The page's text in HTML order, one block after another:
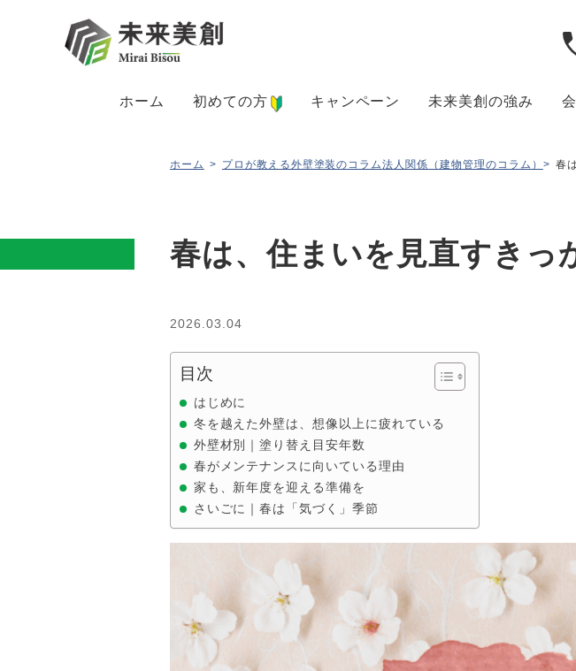
ホーム 初めての方 キャンペーン 未来美創の強み
ホーム > プロが教える外壁塗装のコラム法人関係（建物管理のコラム） > 春
春は、住まいを見直すきっ
2026.03.04
目次
はじめに
冬を越えた外壁は、想像以上に疲れている
外壁材別｜塗り替え目安年数
春がメンテナンスに向いている理由
家も、新年度を迎える準備を
さいごに｜春は「気づく」季節